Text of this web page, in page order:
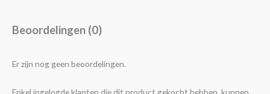
Beoordelingen (0)
Er zijn nog geen beoordelingen.